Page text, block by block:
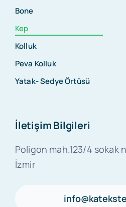
Bone
Kep
Kolluk
Peva Kolluk
Yatak- Sedye Örtüsü
İletişim Bilgileri
Poligon mah.123/4 sokak
İzmir